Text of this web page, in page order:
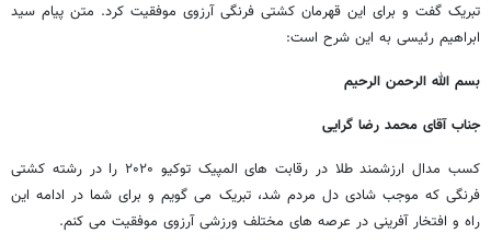
تبریک گفت و برای این قهرمان کشتی فرنگی آرزوی موفقیت کرد. متن پیام سید
ابراهیم رئیسی به این شرح است:
بسم الله الرحمن الرحیم
جناب آقای محمد رضا گرایی
کسب مدال ارزشمند طلا در رقابت های المپیک توکیو ۲۰۲۰ را در رشته کشتی
فرنگی که موجب شادی دل مردم شد، تبریک می گویم و برای شما در ادامه این
راه و افتخار آفرینی در عرصه های مختلف ورزشی آرزوی موفقیت می کنم.